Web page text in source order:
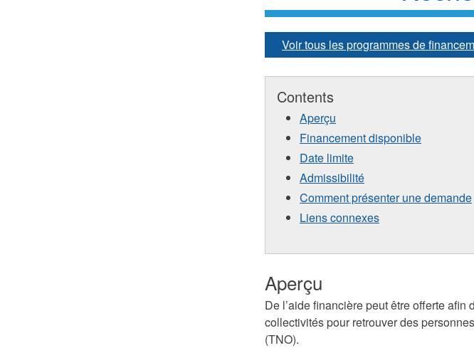
Voir tous les programmes de
Contents
Aperçu
Financement disponible
Date limite
Admissibilité
Comment présenter une demande
Liens connexes
Aperçu
De l’aide financière peut être offerte
collectivités pour retrouver des
(TNO).